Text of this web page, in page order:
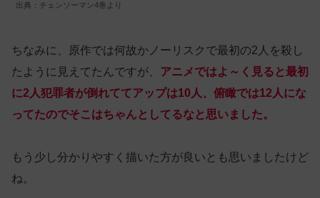
出典：チェンソーマン4巻より
ちなみに、原作では何故かノーリスクで最初の2人を殺し
たように見えてたんですが、 アニメではよ～く見ると最初
に2人犯罪者が倒れててアップは10人、俯瞰では12人にな
ってたのでそこはちゃんとしてるなと思いました。
もう少し分かりやすく描いた方が良いとも思いましたけど
ね。